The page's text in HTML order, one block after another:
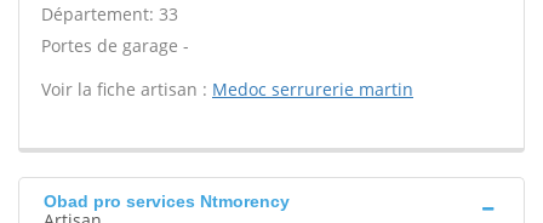
Département: 33
Portes de garage -
Voir la fiche artisan : Medoc serrurerie martin
Obad pro services Ntmorency